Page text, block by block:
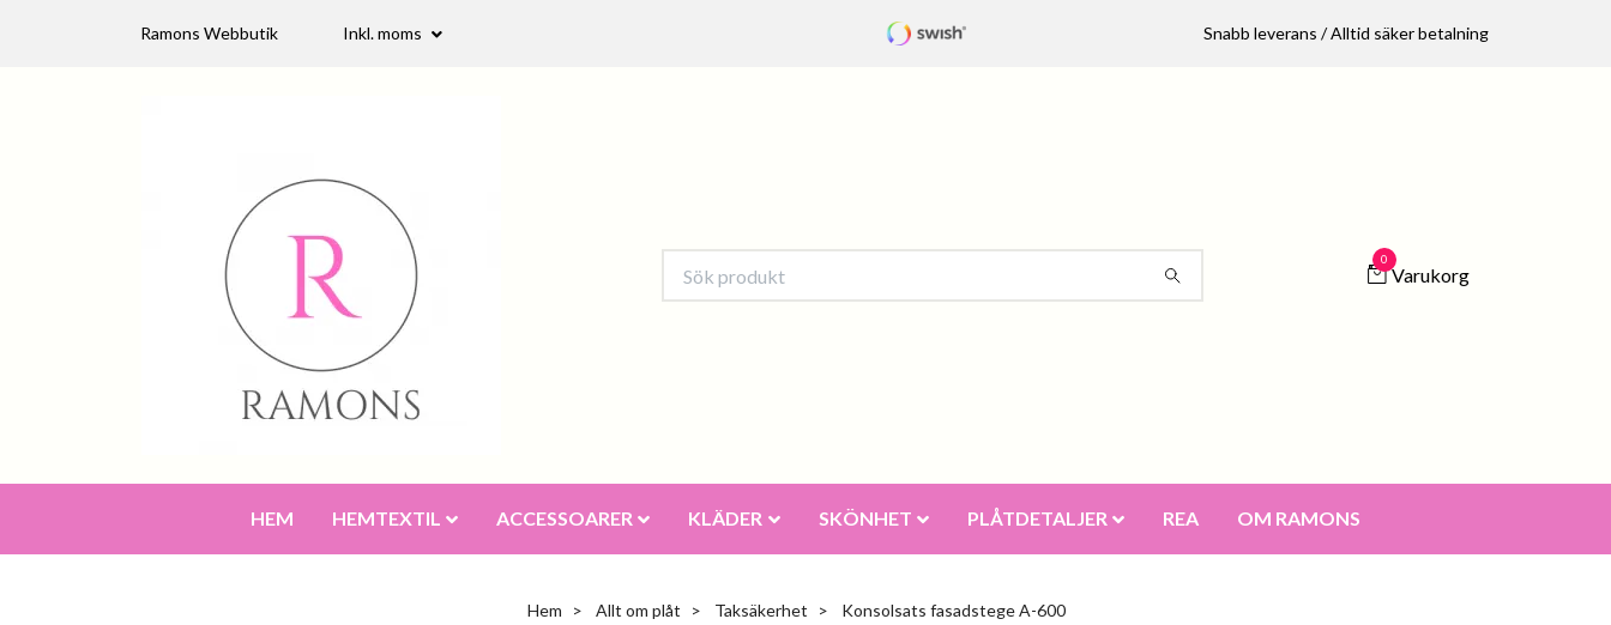
Ramons Webbutik Inkl. moms Snabb leverans / Alltid säker betalning
0
Varukorg
HEM HEMTEXTIL ACCESSOARER KLÄDER SKÖNHET PLÅTDETALJER REA OM RAMONS
Hem Allt om plåt Taksäkerhet Konsolsats fasadstege A-600